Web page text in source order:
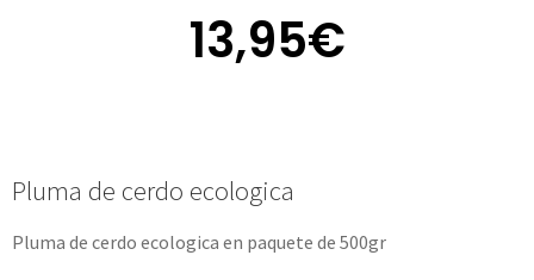
13,95€
Pluma de cerdo ecologica
Pluma de cerdo ecologica en paquete de 500gr